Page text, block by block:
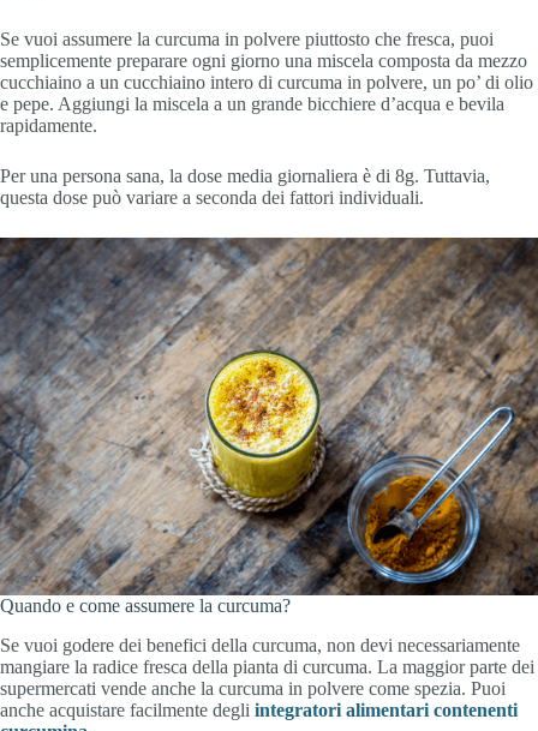
Se vuoi assumere la curcuma in polvere piuttosto che fresca, puoi
semplicemente preparare ogni giorno una miscela composta da mezzo
cucchiaino a un cucchiaino intero di curcuma in polvere, un po’ di olio
e pepe. Aggiungi la miscela a un grande bicchiere d’acqua e bevila
rapidamente.
Per una persona sana, la dose media giornaliera è di 8g. Tuttavia,
questa dose può variare a seconda dei fattori individuali.
Quando e come assumere la curcuma?
Se vuoi godere dei benefici della curcuma, non devi necessariamente
mangiare la radice fresca della pianta di curcuma. La maggior parte dei
supermercati vende anche la curcuma in polvere come spezia. Puoi
anche acquistare facilmente degli integratori alimentari contenenti